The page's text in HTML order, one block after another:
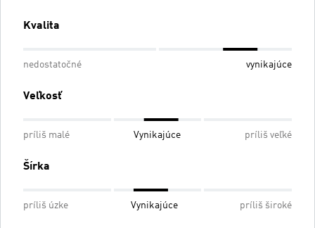
Kvalita
nedostatočné vynikajúce
Veľkosť
príliš malé Vynikajúce príliš veľké
Šírka
príliš úzke Vynikajúce príliš široké